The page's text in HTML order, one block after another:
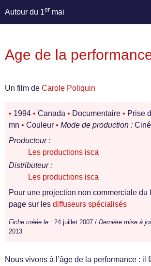
Autour du 1er mai
Age de la
Un film de Carole Poliquin
• 1994 • Canada • Documentaire • Prise
mn • Couleur • Mode de production :
Producteur :
Les productions isca
Distributeur :
Les productions isca
Pour une projection non commerciale du
page sur les diffuseurs spécialisés
Fiche créée le : 24 juillet 2007 / Dernière mise à
2013
Nous vivons à l’âge de la performance : il